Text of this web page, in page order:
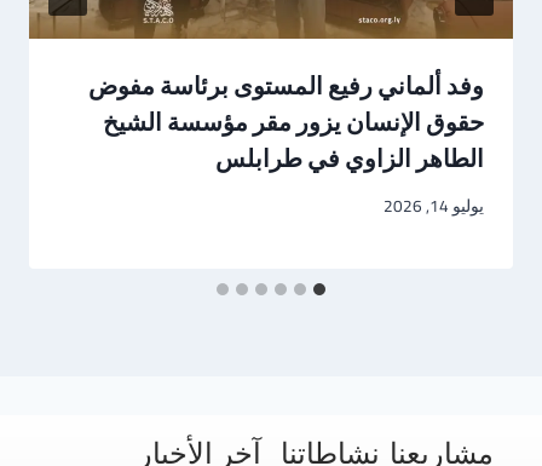
وفد ألماني رفيع المستوى برئاسة مفوض
حقوق الإنسان يزور مقر مؤسسة الشيخ
الطاهر الزاوي في طرابلس
يوليو 14, 2026
مشاريعنا نشاطاتنا آخر الأخبار